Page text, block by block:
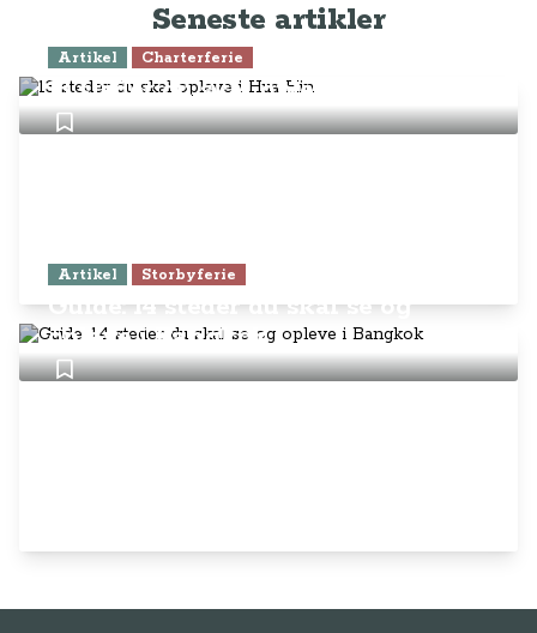
Seneste artikler
Artikel Charterferie
13 steder du skal opleve i Hua Hin
Artikel Storbyferie
Guide: 14 steder du skal se og
opleve i Bangkok